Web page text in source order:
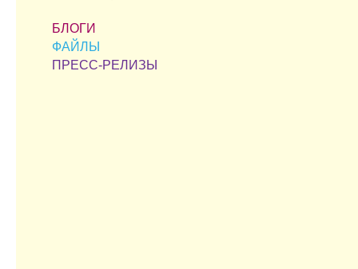
БЛОГИ
ФАЙЛЫ
ПРЕСС-РЕЛИЗЫ